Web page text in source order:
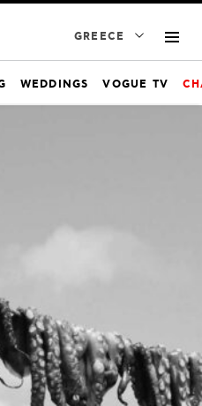
GREECE
WEDDINGS VOGUE TV